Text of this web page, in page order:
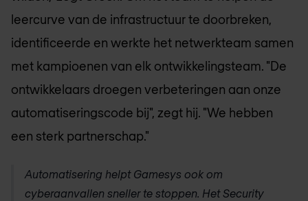
leercurve van de infrastructuur te doorbreken,
identificeerde en werkte het netwerkteam samen
met kampioenen van elk ontwikkelingsteam. "De
ontwikkelaars droegen verbeteringen aan onze
automatiseringscode bij", zegt hij. "We hebben
een sterk partnerschap."
Automatisering helpt Gamesys ook om
cyberaanvallen sneller te stoppen. Het Security